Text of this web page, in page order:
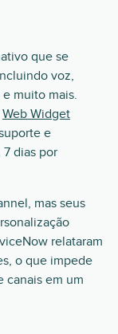
que se
voz,
muito mais.
Web Widget
e
dias por
mas seus
relataram
o que impede
canais em um